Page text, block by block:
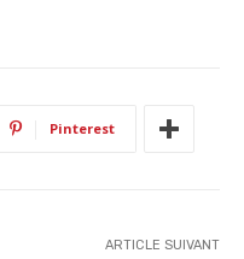
Pinterest
ARTICLE SUIVANT